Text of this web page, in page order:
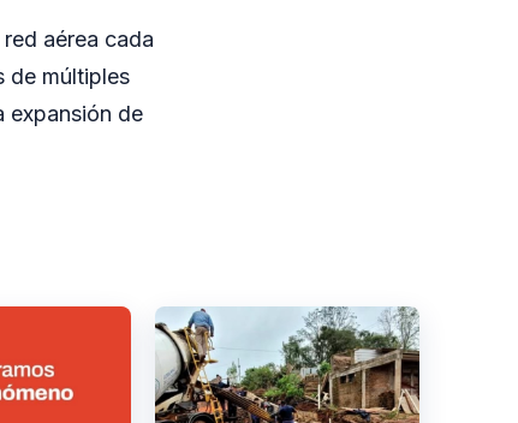
aérea cada
de múltiples
expansión de